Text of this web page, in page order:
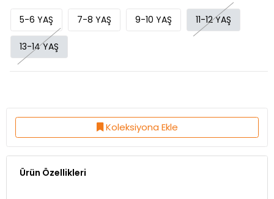
5-6 YAŞ 7-8 YAŞ 9-10 YAŞ 11-12 YAŞ
13-14 YAŞ
Koleksiyona Ekle
Ürün Özellikleri